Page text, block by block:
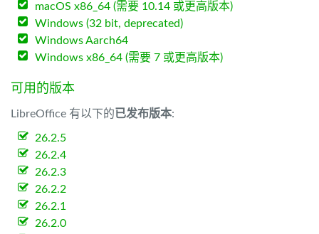
macOS x86_64 (需要 10.14 或更高版本)
Windows (32 bit, deprecated)
Windows Aarch64
Windows x86_64 (需要 7 或更高版本)
可用的版本
LibreOffice 有以下的已发布版本:
26.2.5
26.2.4
26.2.3
26.2.2
26.2.1
26.2.0